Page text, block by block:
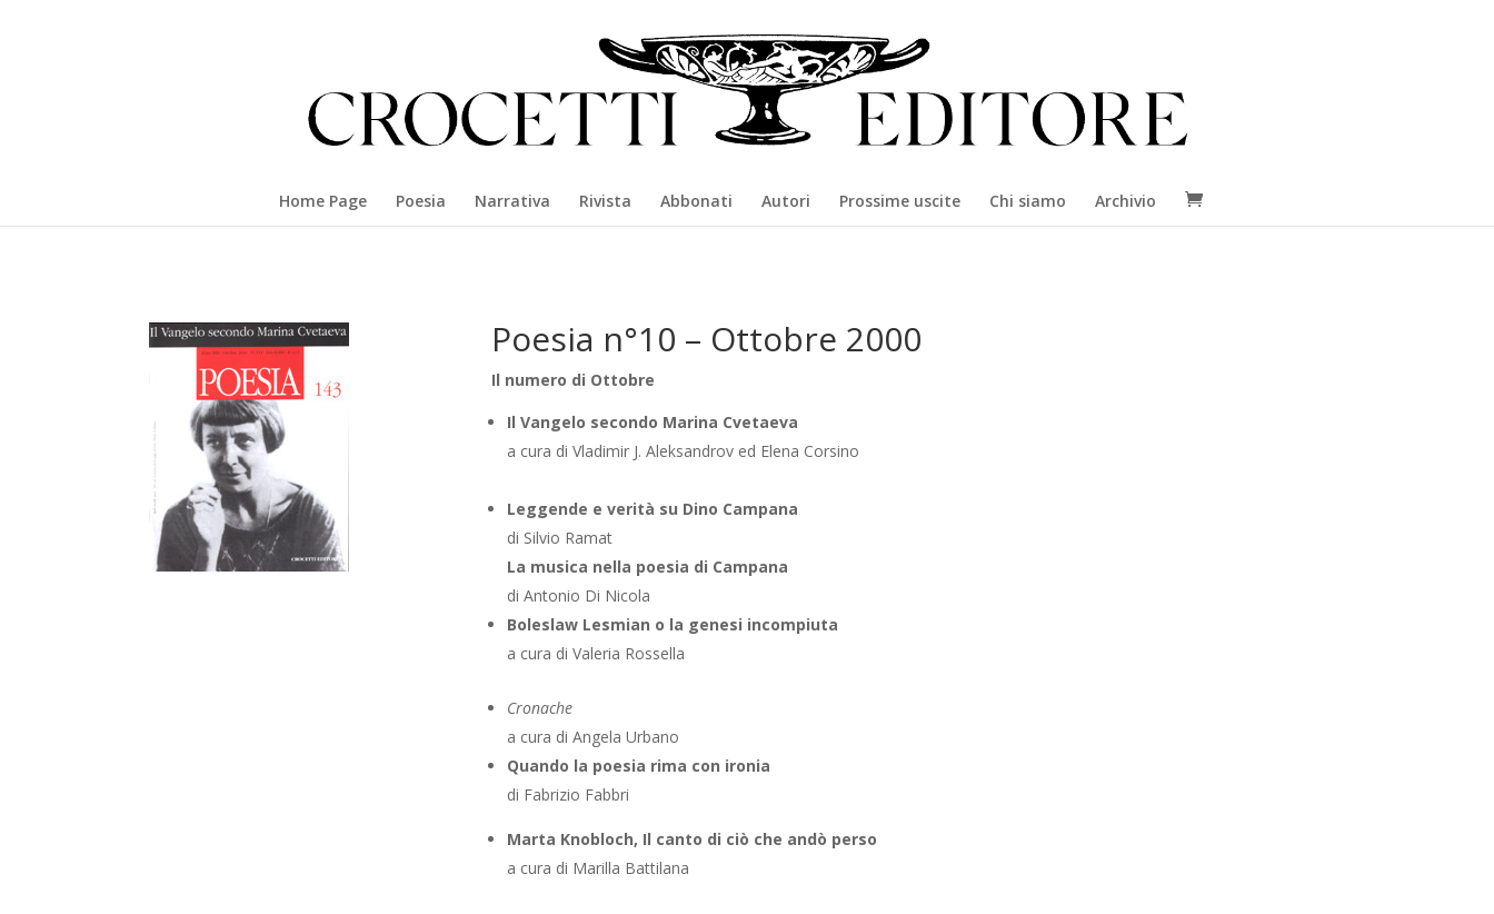
Home Page Poesia Narrativa Rivista Abbonati Autori Prossime uscite Chi siamo Archivio
Poesia n°10 – Ottobre 2000
Il numero di Ottobre
Il Vangelo secondo Marina Cvetaeva
a cura di Vladimir J. Aleksandrov ed Elena Corsino
Leggende e verità su Dino Campana
di Silvio Ramat
La musica nella poesia di Campana
di Antonio Di Nicola
Boleslaw Lesmian o la genesi incompiuta
a cura di Valeria Rossella
Cronache
a cura di Angela Urbano
Quando la poesia rima con ironia
di Fabrizio Fabbri
Marta Knobloch, Il canto di ciò che andò perso
a cura di Marilla Battilana